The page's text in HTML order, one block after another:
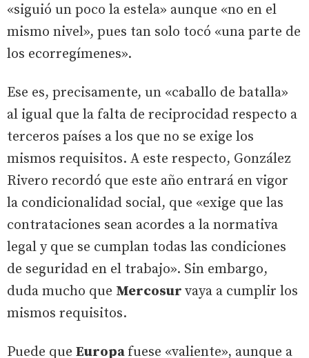
«siguió un poco la estela» aunque «no en el
mismo nivel», pues tan solo tocó «una parte de
los ecorregímenes».
Ese es, precisamente, un «caballo de batalla»
al igual que la falta de reciprocidad respecto a
terceros países a los que no se exige los
mismos requisitos. A este respecto, González
Rivero recordó que este año entrará en vigor
la condicionalidad social, que «exige que las
contrataciones sean acordes a la normativa
legal y que se cumplan todas las condiciones
de seguridad en el trabajo». Sin embargo,
duda mucho que Mercosur vaya a cumplir los
mismos requisitos.
Puede que Europa fuese «valiente», aunque a